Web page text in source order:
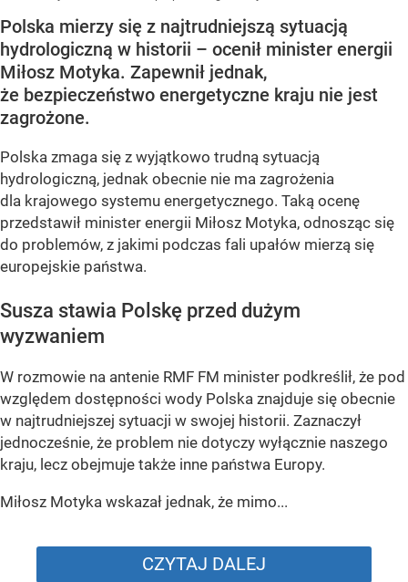
Polska mierzy się z najtrudniejszą sytuacją
hydrologiczną w historii – ocenił minister energii
Miłosz Motyka. Zapewnił jednak,
że bezpieczeństwo energetyczne kraju nie jest
zagrożone.
Polska zmaga się z wyjątkowo trudną sytuacją
hydrologiczną, jednak obecnie nie ma zagrożenia
dla krajowego systemu energetycznego. Taką ocenę
przedstawił minister energii Miłosz Motyka, odnosząc się
do problemów, z jakimi podczas fali upałów mierzą się
europejskie państwa.
Susza stawia Polskę przed dużym
wyzwaniem
W rozmowie na antenie RMF FM minister podkreślił, że pod
względem dostępności wody Polska znajduje się obecnie
w najtrudniejszej sytuacji w swojej historii. Zaznaczył
jednocześnie, że problem nie dotyczy wyłącznie naszego
kraju, lecz obejmuje także inne państwa Europy.
Miłosz Motyka wskazał jednak, że mimo...
CZYTAJ DALEJ